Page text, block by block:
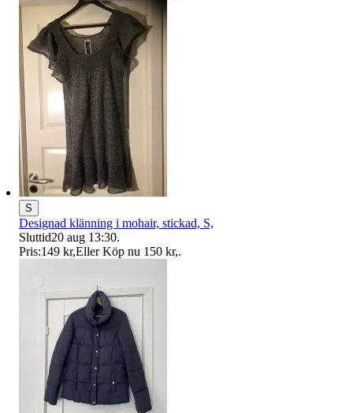
S
Designad klänning i mohair, stickad, S,
Sluttid20 aug 13:30.
Pris:149 kr,Eller Köp nu 150 kr,.